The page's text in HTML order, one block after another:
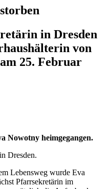
in Dresden
von
25. Februar
Nowotny heimgegangen.
Dresden.
Lebensweg wurde Eva
Pfarrsekretärin im